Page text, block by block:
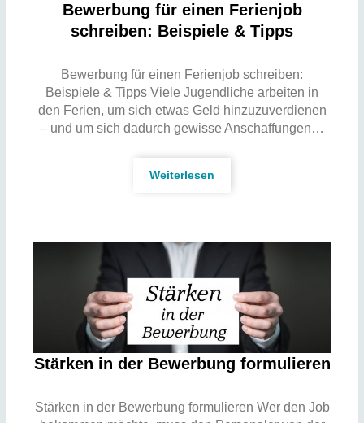
Bewerbung für einen Ferienjob
schreiben: Beispiele & Tipps
Bewerbung für einen Ferienjob schreiben:
Beispiele & Tipps Viele Jugendliche arbeiten in
den Ferien, um sich etwas Geld hinzuzuverdienen
– und um sich dadurch gewisse Anschaffungen…
Weiterlesen
Stärken in der Bewerbung formulieren
Stärken in der Bewerbung formulieren Wer den Job